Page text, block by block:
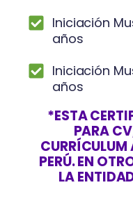
Iniciación
años
Iniciación
años
*ESTA
PARA
CURRÍCULUM
PERÚ. EN
LA